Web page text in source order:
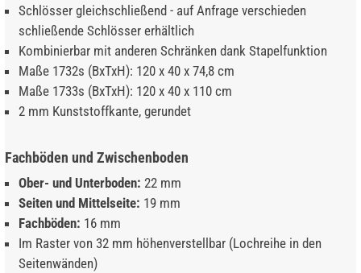
Schlösser gleichschließend - auf Anfrage verschieden
schließende Schlösser erhältlich
Kombinierbar mit anderen Schränken dank Stapelfunktion
Maße 1732s (BxTxH): 120 x 40 x 74,8 cm
Maße 1733s (BxTxH): 120 x 40 x 110 cm
2 mm Kunststoffkante, gerundet
Fachböden und Zwischenboden
Ober- und Unterboden: 22 mm
Seiten und Mittelseite: 19 mm
Fachböden: 16 mm
Im Raster von 32 mm höhenverstellbar (Lochreihe in den
Seitenwänden)